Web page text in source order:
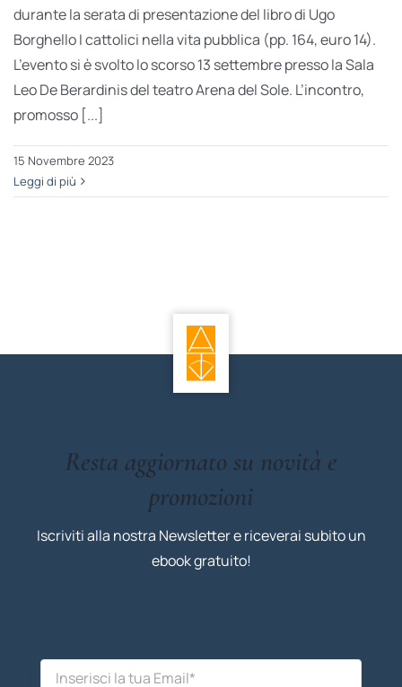
durante la serata di presentazione del libro di Ugo
Borghello I cattolici nella vita pubblica (pp. 164, euro 14).
L’evento si è svolto lo scorso 13 settembre presso la Sala
Leo De Berardinis del teatro Arena del Sole. L’incontro,
promosso [...]
15 Novembre 2023
Leggi di più
Resta aggiornato su novità e
promozioni
Iscriviti alla nostra Newsletter e riceverai subito un
ebook gratuito!